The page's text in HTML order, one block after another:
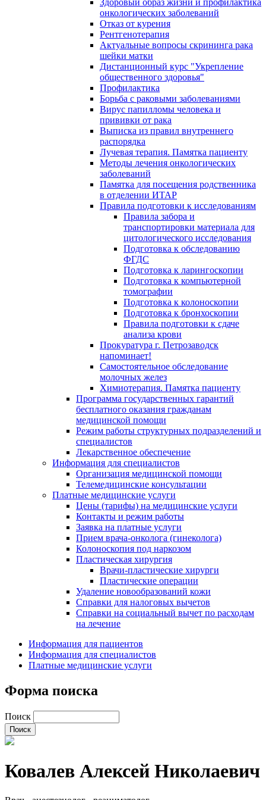
Здоровый образ жизни и профилактика
онкологических заболеваний
Отказ от курения
Рентгенотерапия
Актуальные вопросы скрининга рака
шейки матки
Дистанционный курс "Укрепление
общественного здоровья"
Профилактика
Борьба с раковыми заболеваниями
Вирус папилломы человека и
прививки от рака
Выписка из правил внутреннего
распорядка
Лучевая терапия. Памятка пациенту
Методы лечения онкологических
заболеваний
Памятка для посещения родственника
в отделении ИТАР
Правила подготовки к исследованиям
Правила забора и
транспортировки материала для
цитологического исследования
Подготовка к обследованию
ФГДС
Подготовка к ларингоскопии
Подготовка к компьютерной
томографии
Подготовка к колоноскопии
Подготовка к бронхоскопии
Правила подготовки к сдаче
анализа крови
Прокуратура г. Петрозаводск
напоминает!
Самостоятельное обследование
молочных желез
Химиотерапия. Памятка пациенту
Программа государственных гарантий
бесплатного оказания гражданам
медицинской помощи
Режим работы структурных подразделений и
специалистов
Лекарственное обеспечение
Информация для специалистов
Организация медицинской помощи
Телемедицинские консультации
Платные медицинские услуги
Цены (тарифы) на медицинские услуги
Контакты и режим работы
Заявка на платные услуги
Прием врача-онколога (гинеколога)
Колоноскопия под наркозом
Пластическая хирургия
Врачи-пластические хирурги
Пластические операции
Удаление новообразований кожи
Справки для налоговых вычетов
Справки на социальный вычет по расходам
на лечение
Информация для пациентов
Информация для специалистов
Платные медицинские услуги
Форма поиска
Поиск
Ковалев Алексей Николаевич